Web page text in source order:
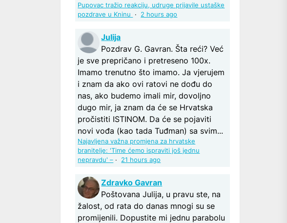
Pupovac tražio reakciju, udruge prijavile ustaške
pozdrave u Kninu
· 2 hours ago
Julija
Pozdrav G. Gavran. Šta reći? Već
je sve prepričano i pretreseno 100x.
Imamo trenutno što imamo. Ja vjerujem
i znam da ako ovi ratovi ne dođu do
nas, ako budemo imali mir, dovoljno
dugo mir, ja znam da će se Hrvatska
pročistiti ISTINOM. Da će se pojaviti
novi vođa (kao tada Tuđman) sa svim...
Najavljena važna promjena za hrvatske
branitelje: 'Time ćemo ispraviti još jednu
nepravdu' – · 21 hours ago
Zdravko Gavran
Poštovana Julija, u pravu ste, na
žalost, od rata do danas mnogi su se
promijenili. Dopustite mi jednu parabolu